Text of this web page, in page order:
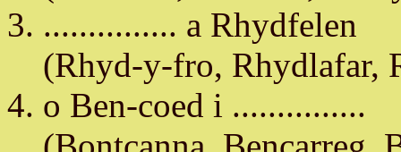
............... a Rhydfelen
(Rhyd-y-fro, Rhydlafar,
o Ben-coed i ...............